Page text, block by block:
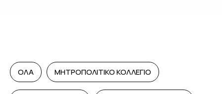
ΟΛΑ ΜΗΤΡΟΠΟΛΙΤΙΚΟ ΚΟΛΛΕΓΙΟ